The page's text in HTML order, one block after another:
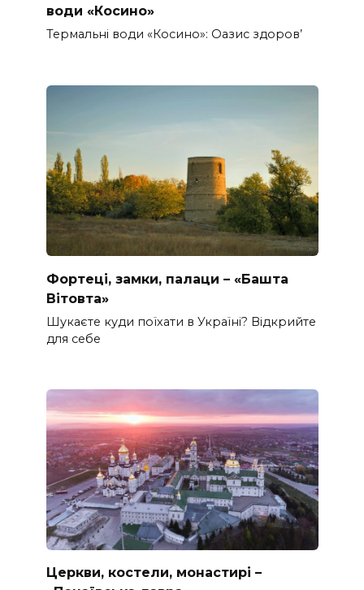
води «Косино»
Термальні води «Косино»: Оазис здоров’
Фортеці, замки, палаци – «Башта
Вітовта»
Шукаєте куди поїхати в Україні? Відкрийте
для себе
Церкви, костели, монастирі –